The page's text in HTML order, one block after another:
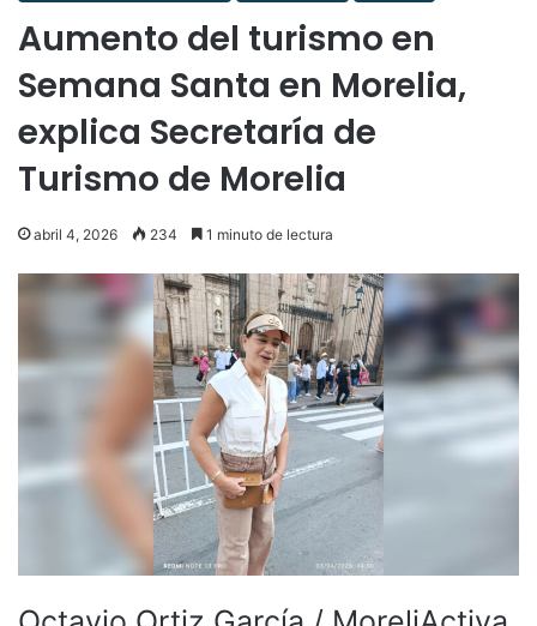
Aumento del turismo en
Semana Santa en Morelia,
explica Secretaría de
Turismo de Morelia
abril 4, 2026 234 1 minuto de lectura